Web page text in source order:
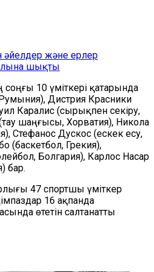
әйелдер және ерлер
шықты
10 үміткері қатарында
Дистрия Красники
Каралис (сырықпен секіру,
шаңғысы, Хорватия), Никола
Стефанос Дускос (ескек есу,
(баскетбол, Грекия),
Болгария), Карлос Насар
бар.
47 спортшы үміткер
16 ақпанда
өтетін салтанатты